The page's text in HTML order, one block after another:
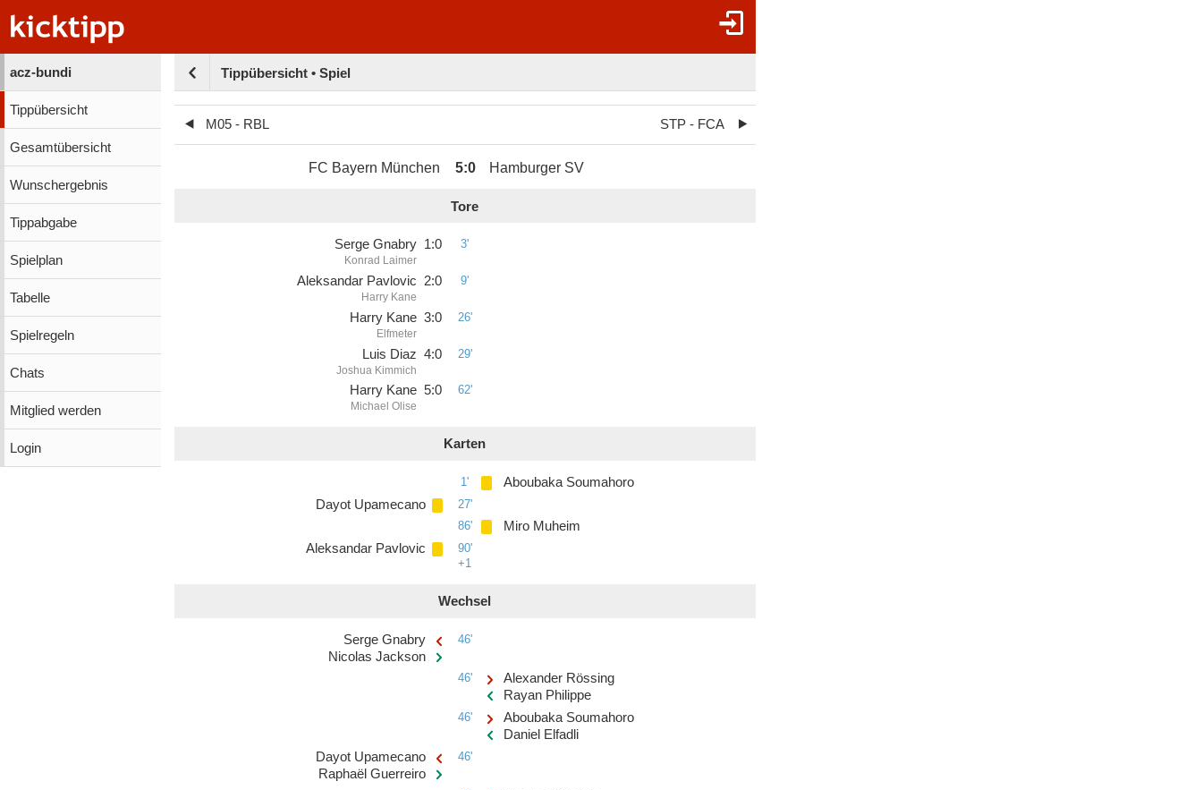
acz-bundi
Tippübersicht
Gesamtübersicht
Wunschergebnis
Tippabgabe
Spielplan
Tabelle
Spielregeln
Chats
Mitglied werden
Login
Tippübersicht • Spiel
M05 - RBL STP - FCA
FC Bayern München 5:0 Hamburger SV
Tore
Serge Gnabry
Konrad Laimer
1:0 3'
Aleksandar Pavlovic
Harry Kane
2:0 9'
Harry Kane
Elfmeter
3:0 26'
Luis Diaz
Joshua Kimmich
4:0 29'
Harry Kane
Michael Olise
5:0 62'
Karten
1'
Aboubaka Soumahoro
Dayot Upamecano
27'
86'
Miro Muheim
Aleksandar Pavlovic
90'
+1
Wechsel
Serge Gnabry
Nicolas Jackson
46'
46'
Alexander Rössing
Rayan Philippe
46'
Aboubaka Soumahoro
Daniel Elfadli
Dayot Upamecano
Raphaël Guerreiro
46'